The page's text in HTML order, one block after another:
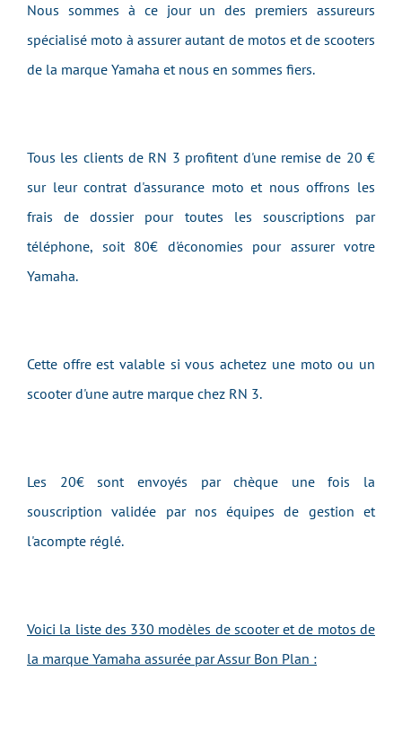
Nous sommes à ce jour un des premiers assureurs
spécialisé moto à assurer autant de motos et de scooters
de la marque Yamaha et nous en sommes fiers.
Tous les clients de RN 3 profitent d'une remise de 20 €
sur leur contrat d'assurance moto et nous offrons les
frais de dossier pour toutes les souscriptions par
téléphone, soit 80€ d'économies pour assurer votre
Yamaha.
Cette offre est valable si vous achetez une moto ou un
scooter d'une autre marque chez RN 3.
Les 20€ sont envoyés par chèque une fois la
souscription validée par nos équipes de gestion et
l'acompte réglé.
Voici la liste des 330 modèles de scooter et de motos de
la marque Yamaha assurée par Assur Bon Plan :